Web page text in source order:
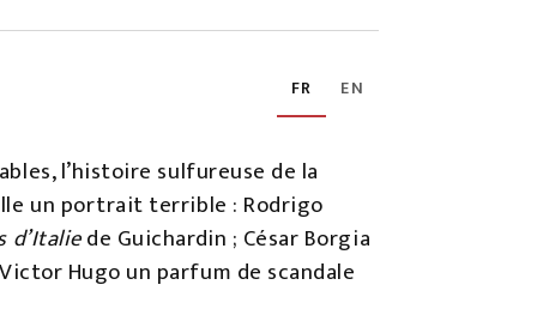
FR EN
l’histoire sulfureuse de la
un portrait terrible : Rodrigo
d’Italiede Guichardin ; César Borgia
Hugo un parfum de scandale